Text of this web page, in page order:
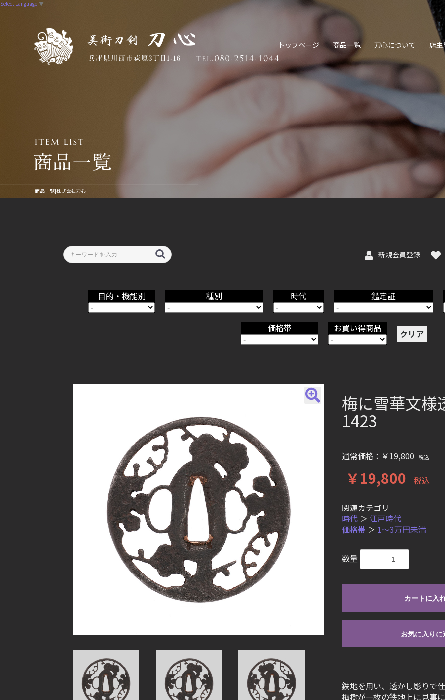
Select Language ▼
商品一覧|株式会社刀心
トップページ 商品一覧 刀心について 店主
新規会員登録
目的・機能別 種別 時代 鑑定証
価格帯 お買い得商品 クリア
梅に雪華文
1423
通常価格：￥19,800 税込
￥19,800 税込
関連カテゴリ
時代 ＞ 江戸時代
価格帯 ＞ 1〜3万円未満
数量
カートに入
お気に入りに
鉄地を用い、透かし彫りで
梅樹が一枚の鉄地上に見事